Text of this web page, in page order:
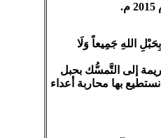
اللهِ جَمِيعاً وَلَا
إلى التَّمسُّك بحبل
بها محاربة أعداء